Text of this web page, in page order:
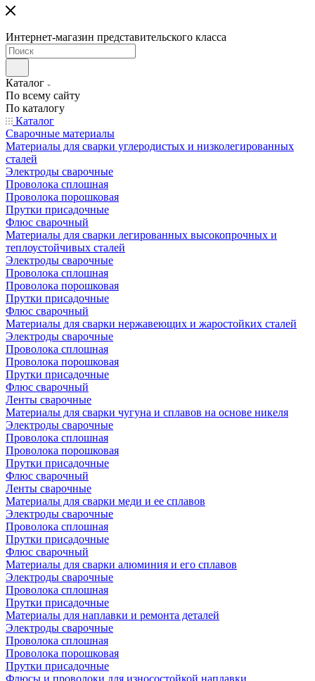
Интернет-магазин представительского класса
Каталог
По всему сайту
По каталогу
Каталог
Сварочные материалы
Материалы для сварки углеродистых и низколегированных
сталей
Электроды сварочные
Проволока сплошная
Проволока порошковая
Прутки присадочные
Флюс сварочный
Материалы для сварки легированных высокопрочных и
теплоустойчивых сталей
Электроды сварочные
Проволока сплошная
Проволока порошковая
Прутки присадочные
Флюс сварочный
Материалы для сварки нержавеющих и жаростойких сталей
Электроды сварочные
Проволока сплошная
Проволока порошковая
Прутки присадочные
Флюс сварочный
Ленты сварочные
Материалы для сварки чугуна и сплавов на основе никеля
Электроды сварочные
Проволока сплошная
Проволока порошковая
Прутки присадочные
Флюс сварочный
Ленты сварочные
Материалы для сварки меди и ее сплавов
Электроды сварочные
Проволока сплошная
Прутки присадочные
Флюс сварочный
Материалы для сварки алюминия и его сплавов
Электроды сварочные
Проволока сплошная
Прутки присадочные
Материалы для наплавки и ремонта деталей
Электроды сварочные
Проволока сплошная
Проволока порошковая
Прутки присадочные
Флюсы и проволоки для износостойкой наплавки